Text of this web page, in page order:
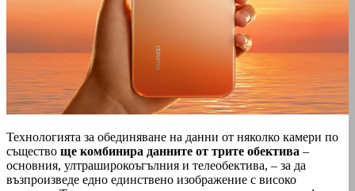
Технологията за обединяване на данни от няколко камери по
същество ще комбинира данните от трите обектива –
основния, ултраширокоъгълния и телеобектива, – за да
възпроизведе едно единствено изображение с високо